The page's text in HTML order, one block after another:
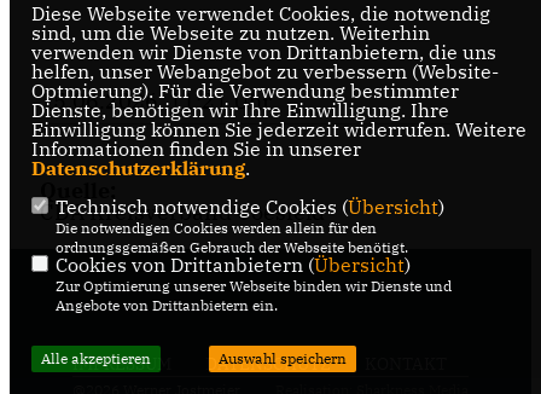
15.06.2026, 11:21 Uhr
Quelle:
CDA Kreisverband Coesfeld
IMPRESSUM DATENSCHUTZ
Diese Webseite verwendet Cookies, die notwendig
sind, um die Webseite zu nutzen. Weiterhin
verwenden wir Dienste von Drittanbietern, die uns
helfen, unser Webangebot zu verbessern (Website-
Optmierung). Für die Verwendung bestimmter
Dienste, benötigen wir Ihre Einwilligung. Ihre
Einwilligung können Sie jederzeit widerrufen. Weitere
Informationen finden Sie in unserer
Datenschutzerklärung.
Technisch notwendige Cookies (Übersicht)
Die notwendigen Cookies werden allein für den
ordnungsgemäßen Gebrauch der Webseite benötigt.
Cookies von Drittanbietern (Übersicht)
Zur Optimierung unserer Webseite binden wir Dienste und
Angebote von Drittanbietern ein.
Alle akzeptieren Auswahl speichern